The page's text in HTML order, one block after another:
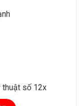
thuật số 12x